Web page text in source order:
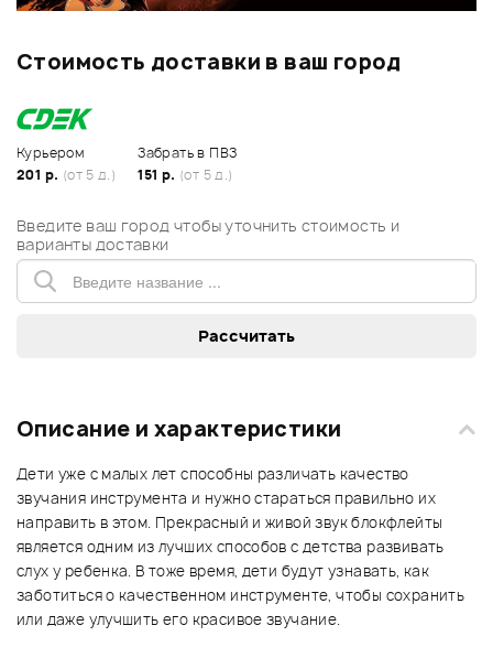
Стоимость доставки в ваш город
Курьером
201 р. (от 5 д.)
Забрать в ПВЗ
151 р. (от 5 д.)
Введите ваш город чтобы уточнить стоимость и
варианты доставки
Описание и характеристики
Дети уже с малых лет способны различать качество
звучания инструмента и нужно стараться правильно их
направить в этом. Прекрасный и живой звук блокфлейты
является одним из лучших способов с детства развивать
слух у ребенка. В тоже время, дети будут узнавать, как
заботиться о качественном инструменте, чтобы сохранить
или даже улучшить его красивое звучание.